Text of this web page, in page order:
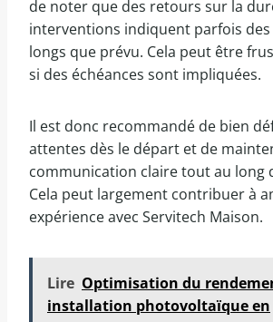
de noter que des retours sur la
interventions indiquent parfois des
longs que prévu. Cela peut être
si des échéances sont impliquées.
Il est donc recommandé de bien
attentes dès le départ et de
communication claire tout au long
Cela peut largement contribuer à
expérience avec Servitech Maison.
Lire Optimisation du
installation photovoltaïque en